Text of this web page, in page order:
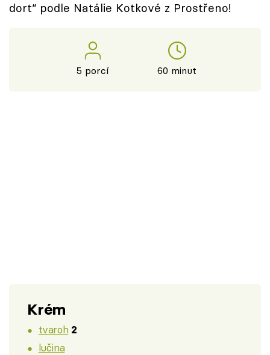
Přihlášení
dort“ podle Natálie Kotkové z Prostřeno!
5 porcí 60 minut
Krém
tvaroh 2
lučina